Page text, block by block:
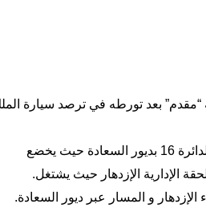
دجنبر)، عون سلطة برتبة “مقدم” بعد تورطه في ترصد سيارة
و حسب مصادر عليمة، فإن الشخص الموقوف تم اقتياده الى مقر الدائرة 16 بديور السعادة حيث يخضع
الإدارية الإزدهار حيث يشتغل.
و المسار عبر ديور السعادة.